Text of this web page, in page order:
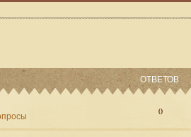
ОТВЕТОВ
0